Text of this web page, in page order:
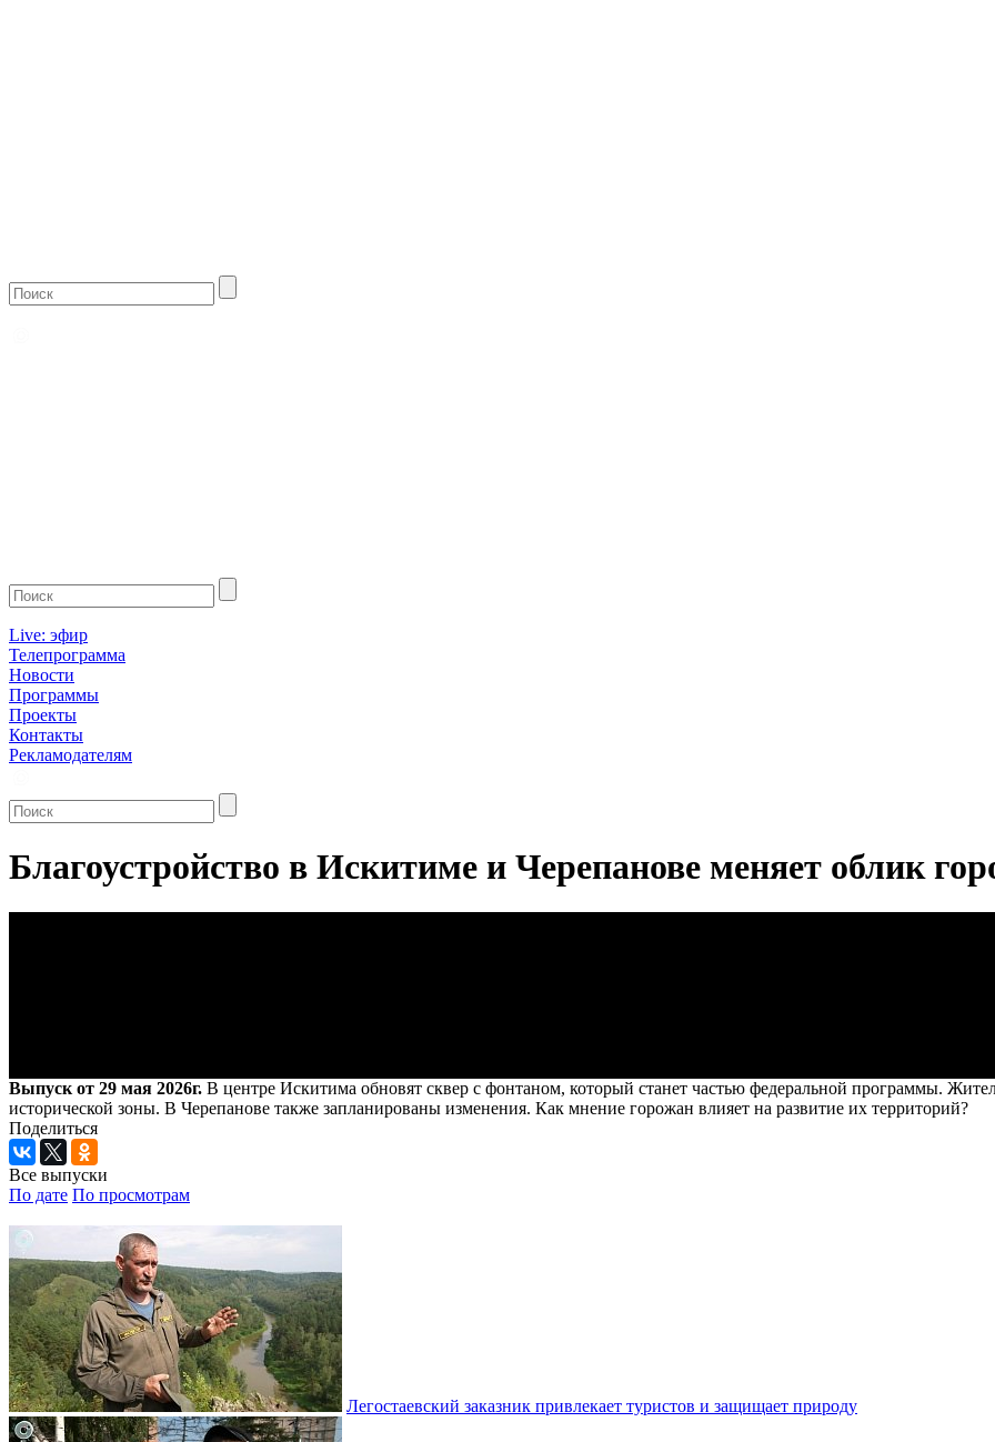
Live: эфир
Телепрограмма
Новости
Программы
Проекты
Контакты
Рекламодателям
Благоустройство в Искитиме и Черепанове меняет облик
Выпуск от 29 мая 2026г. В центре Искитима обновят сквер с фонтаном, который станет частью федеральной программы.
исторической зоны. В Черепанове также запланированы изменения. Как мнение горожан влияет на развитие их территорий?
Поделиться
Все выпуски
По дате По просмотрам
Легостаевский заказник привлекает туристов и защищает природу